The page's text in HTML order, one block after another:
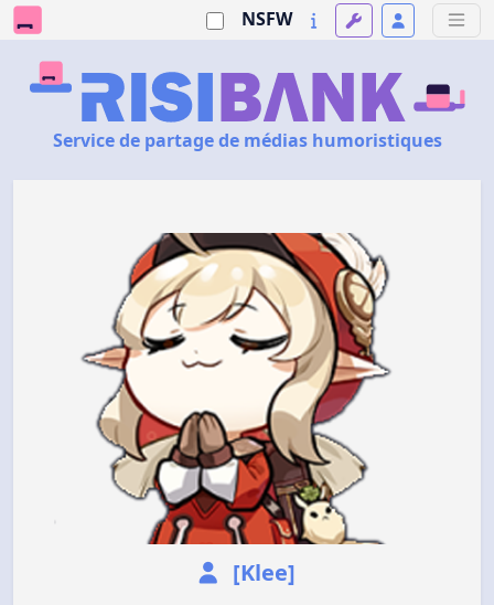
NSFW
Service de partage de médias humoristiques
[Klee]